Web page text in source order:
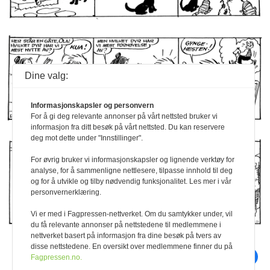
Få kalv i kua – del 4
Frå dyrlegens
100 prosent REDX
pulsen på
Finnmarksjordbruket
Kort vekstsesong –
stor
Glem ikke klauvene i
fjøsplanleggingen
Geno medlem
Data fra melke-
systemer til
Kukontrollen og
Eana 360
Buskap for 50 år
Q-bonden
Animalia
Dagros
Tine
Midtsidebildet
Smått til nytte
Firmanytt
Dine valg:
Informasjonskapsler og personvern
For å gi deg relevante annonser på vårt nettsted bruker vi
informasjon fra ditt besøk på vårt nettsted. Du kan reservere
deg mot dette under "Innstillinger".
For øvrig bruker vi informasjonskapsler og lignende verktøy for
analyse, for å sammenligne nettlesere, tilpasse innhold til deg
og for å utvikle og tilby nødvendig funksjonalitet. Les mer i vår
personvernerklæring.
Vi er med i Fagpressen-nettverket. Om du samtykker under, vil
du få relevante annonser på nettstedene til medlemmene i
nettverket basert på informasjon fra dine besøk på tvers av
disse nettstedene. En oversikt over medlemmene finner du på
Fagpressen.no.